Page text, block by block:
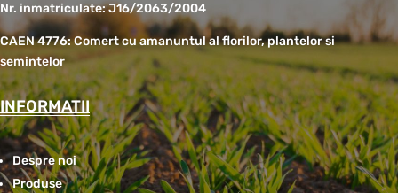
Nr. inmatriculate: J16/2063/2004
CAEN 4776: Comert cu amanuntul al florilor, plantelor si
semintelor
INFORMATII
Despre noi
Produse